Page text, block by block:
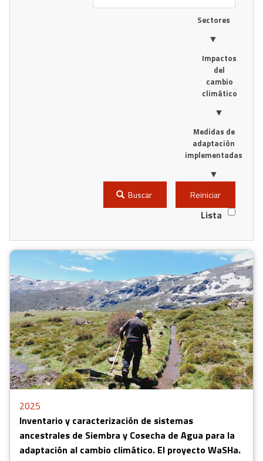
Sectores
▼
Impactos
del
cambio
climático
▼
Medidas de
adaptación
implementadas
▼
Buscar Reiniciar
Lista
2025
Inventario y caracterización de sistemas
ancestrales de Siembra y Cosecha de Agua para la
adaptación al cambio climático. El proyecto WaSHa.